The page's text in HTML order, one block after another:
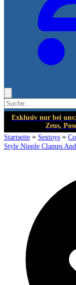
Exklusiv nur bei
Zeus,
Startseite » Sextoys »
Style Nipple Clamps